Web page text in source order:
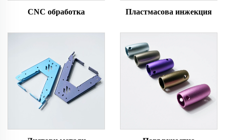
CNC обработка Пластмасова инжекция